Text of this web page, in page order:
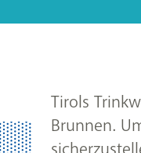
Tirols
Brunnen.